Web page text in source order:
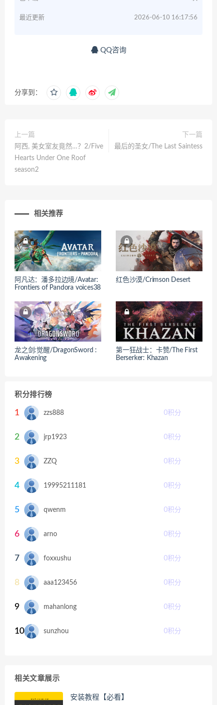
最近更新 2026-06-10 16:17:56
QQ咨询
分享到：
上一篇
阿西, 美女室友竟然…？2/Five
Hearts Under One Roof
season2
下一篇
最后的圣女/The Last Saintess
相关推荐
阿凡达：潘多拉边境/Avatar:
Frontiers of Pandora voices38
红色沙漠/Crimson Desert
龙之剑:觉醒/DragonSword :
Awakening
第一狂战士：卡赞/The First
Berserker: Khazan
积分排行榜
1 zzs888 0积分
2 jrp1923 0积分
3 ZZQ 0积分
4 19995211181 0积分
5 qwenm 0积分
6 arno 0积分
7 foxxushu 0积分
8 aaa123456 0积分
9 mahanlong 0积分
10 sunzhou 0积分
相关文章展示
安装教程【必看】